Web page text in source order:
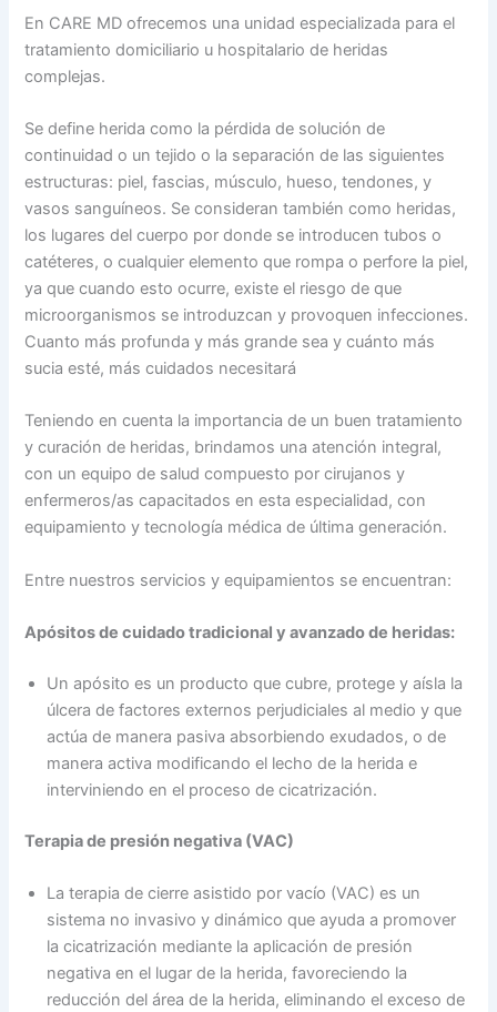
En CARE MD ofrecemos una unidad especializada para el
tratamiento domiciliario u hospitalario de heridas
complejas.
Se define herida como la pérdida de solución de
continuidad o un tejido o la separación de las siguientes
estructuras: piel, fascias, músculo, hueso, tendones, y
vasos sanguíneos. Se consideran también como heridas,
los lugares del cuerpo por donde se introducen tubos o
catéteres, o cualquier elemento que rompa o perfore la piel,
ya que cuando esto ocurre, existe el riesgo de que
microorganismos se introduzcan y provoquen infecciones.
Cuanto más profunda y más grande sea y cuánto más
sucia esté, más cuidados necesitará
Teniendo en cuenta la importancia de un buen tratamiento
y curación de heridas, brindamos una atención integral,
con un equipo de salud compuesto por cirujanos y
enfermeros/as capacitados en esta especialidad, con
equipamiento y tecnología médica de última generación.
Entre nuestros servicios y equipamientos se encuentran:
Apósitos de cuidado tradicional y avanzado de heridas:
Un apósito es un producto que cubre, protege y aísla la
úlcera de factores externos perjudiciales al medio y que
actúa de manera pasiva absorbiendo exudados, o de
manera activa modificando el lecho de la herida e
interviniendo en el proceso de cicatrización.
Terapia de presión negativa (VAC)
La terapia de cierre asistido por vacío (VAC) es un
sistema no invasivo y dinámico que ayuda a promover
la cicatrización mediante la aplicación de presión
negativa en el lugar de la herida, favoreciendo la
reducción del área de la herida, eliminando el exceso de